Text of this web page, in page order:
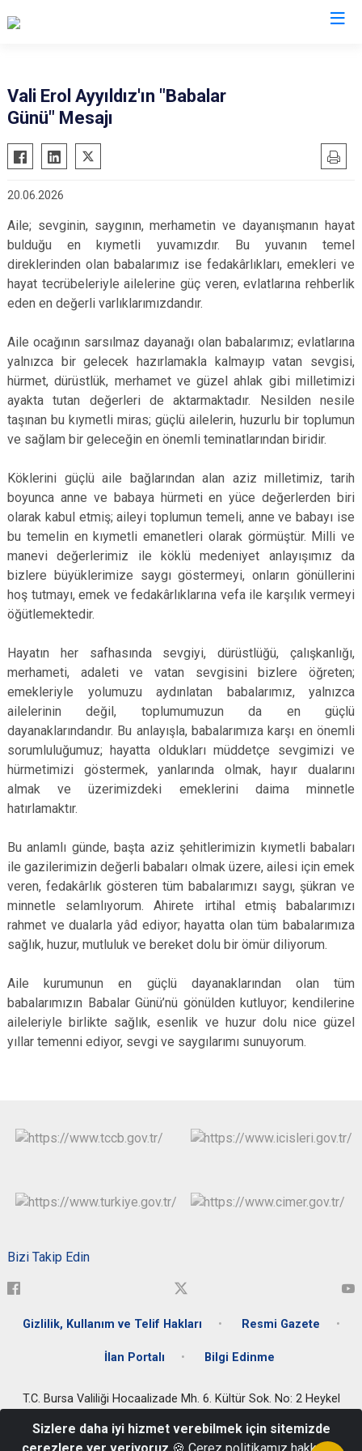
Vali Erol Ayyıldız'ın "Babalar
Günü" Mesajı
20.06.2026
Aile; sevginin, saygının, merhametin ve dayanışmanın hayat
bulduğu en kıymetli yuvamızdır. Bu yuvanın temel
direklerinden olan babalarımız ise fedakârlıkları, emekleri ve
hayat tecrübeleriyle ailelerine güç veren, evlatlarına rehberlik
eden en değerli varlıklarımızdandır.
Aile ocağının sarsılmaz dayanağı olan babalarımız; evlatlarına
yalnızca bir gelecek hazırlamakla kalmayıp vatan sevgisi,
hürmet, dürüstlük, merhamet ve güzel ahlak gibi milletimizi
ayakta tutan değerleri de aktarmaktadır. Nesilden nesile
taşınan bu kıymetli miras; güçlü ailelerin, huzurlu bir toplumun
ve sağlam bir geleceğin en önemli teminatlarından biridir.
Köklerini güçlü aile bağlarından alan aziz milletimiz, tarih
boyunca anne ve babaya hürmeti en yüce değerlerden biri
olarak kabul etmiş; aileyi toplumun temeli, anne ve babayı ise
bu temelin en kıymetli emanetleri olarak görmüştür. Milli ve
manevi değerlerimiz ile köklü medeniyet anlayışımız da
bizlere büyüklerimize saygı göstermeyi, onların gönüllerini
hoş tutmayı, emek ve fedakârlıklarına vefa ile karşılık vermeyi
öğütlemektedir.
Hayatın her safhasında sevgiyi, dürüstlüğü, çalışkanlığı,
merhameti, adaleti ve vatan sevgisini bizlere öğreten;
emekleriyle yolumuzu aydınlatan babalarımız, yalnızca
ailelerinin değil, toplumumuzun da en güçlü
dayanaklarındandır. Bu anlayışla, babalarımıza karşı en önemli
sorumluluğumuz; hayatta oldukları müddetçe sevgimizi ve
hürmetimizi göstermek, yanlarında olmak, hayır dualarını
almak ve üzerimizdeki emeklerini daima minnetle
hatırlamaktır.
Bu anlamlı günde, başta aziz şehitlerimizin kıymetli babaları
ile gazilerimizin değerli babaları olmak üzere, ailesi için emek
veren, fedakârlık gösteren tüm babalarımızı saygı, şükran ve
minnetle selamlıyorum. Ahirete irtihal etmiş babalarımızı
rahmet ve dualarla yâd ediyor; hayatta olan tüm babalarımıza
sağlık, huzur, mutluluk ve bereket dolu bir ömür diliyorum.
Aile kurumunun en güçlü dayanaklarından olan tüm
babalarımızın Babalar Günü’nü gönülden kutluyor; kendilerine
aileleriyle birlikte sağlık, esenlik ve huzur dolu nice güzel
yıllar temenni ediyor, sevgi ve saygılarımı sunuyorum.
Bizi Takip Edin
Gizlilik, Kullanım ve Telif Hakları Resmi Gazete
İlan Portalı Bilgi Edinme
T.C. Bursa Valiliği Hocaalizade Mh. 6. Kültür Sok. No: 2 Heykel
T.C. Bursa Valiliği Çarşamba Hizmet Binası: Hocahasan mh. Fahri
Sizlere daha iyi hizmet verebilmek için sitemizde